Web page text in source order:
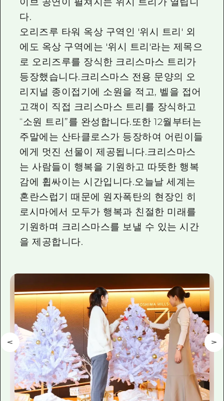
다.
오리즈루 타워 옥상 구역인 '위시 트리' 외
에도 옥상 구역에는 '위시 트리'라는 제목으
로 오리즈루를 장식한 크리스마스 트리가
등장했습니다.크리스마스 전용 문양의 오
리지널 종이접기에 소원을 적고, 벨을 접어
고객이 직접 크리스마스 트리를 장식하고
“소원 트리”를 완성합니다.또한 12월부터는
주말에는 산타클로스가 등장하여 어린이들
에게 멋진 선물이 제공됩니다.크리스마스
는 사람들이 행복을 기원하고 따뜻한 행복
감에 휩싸이는 시간입니다.오늘날 세계는
혼란스럽기 때문에 원자폭탄의 현장인 히
로시마에서 모두가 행복과 친절한 미래를
기원하며 크리스마스를 보낼 수 있는 시간
을 제공합니다.